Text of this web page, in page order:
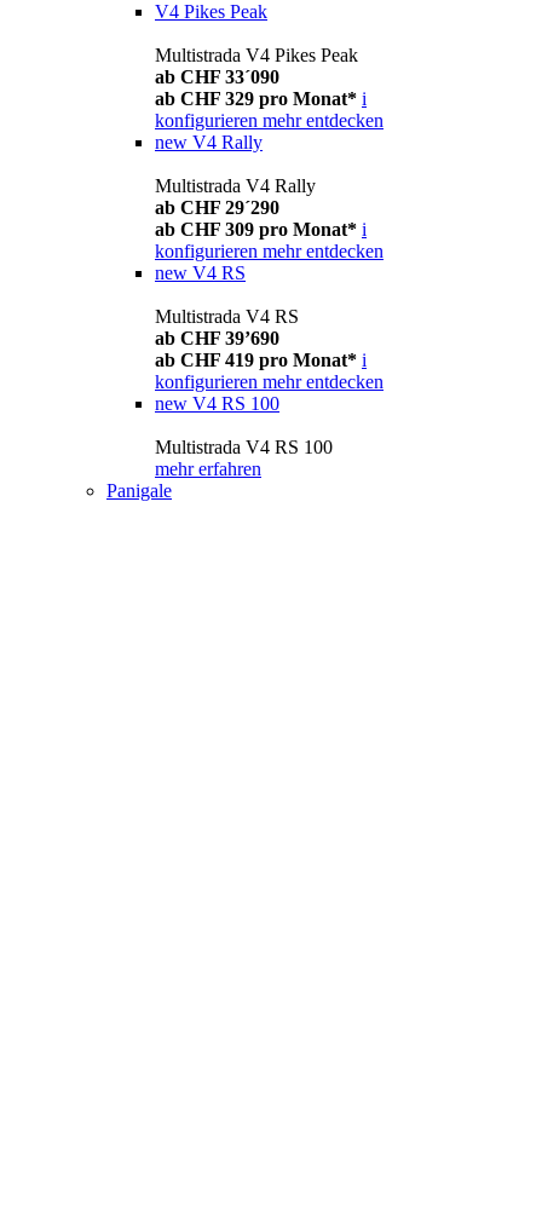
V4 Pikes Peak
Multistrada V4 Pikes Peak
ab CHF 33´090
ab CHF 329 pro Monat* i
konfigurieren mehr entdecken
new V4 Rally
Multistrada V4 Rally
ab CHF 29´290
ab CHF 309 pro Monat* i
konfigurieren mehr entdecken
new V4 RS
Multistrada V4 RS
ab CHF 39’690
ab CHF 419 pro Monat* i
konfigurieren mehr entdecken
new V4 RS 100
Multistrada V4 RS 100
mehr erfahren
Panigale